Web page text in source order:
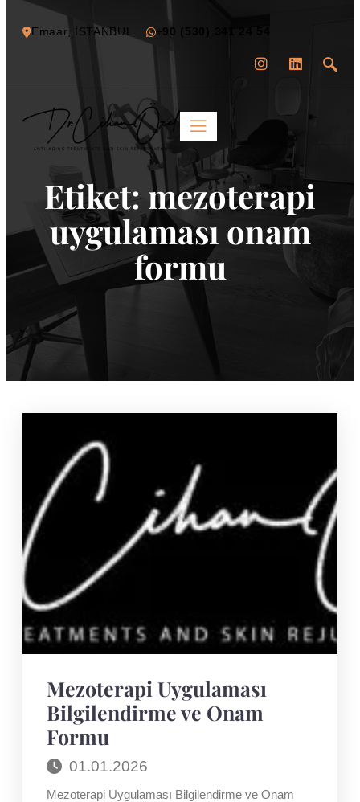
Emaar, İSTANBUL +90 (530) 341 24 54
Etiket: mezoterapi
uygulaması onam
formu
Mezoterapi Uygulaması
Bilgilendirme ve Onam
Formu
01.01.2026
Mezoterapi Uygulaması Bilgilendirme ve Onam